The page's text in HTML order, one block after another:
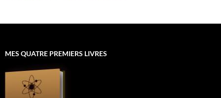
MES QUATRE PREMIERS LIVRES